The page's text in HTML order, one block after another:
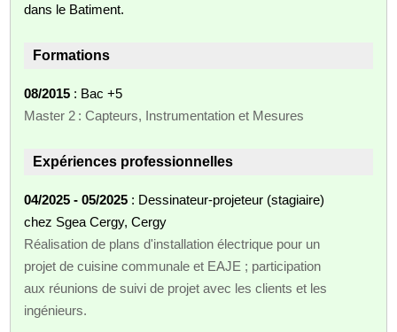
dans le Batiment.
Formations
08/2015 : Bac +5
Master 2 : Capteurs, Instrumentation et Mesures
Expériences professionnelles
04/2025 - 05/2025 : Dessinateur‑projeteur (stagiaire)
chez Sgea Cergy, Cergy
Réalisation de plans d'installation électrique pour un
projet de cuisine communale et EAJE ; participation
aux réunions de suivi de projet avec les clients et les
ingénieurs.